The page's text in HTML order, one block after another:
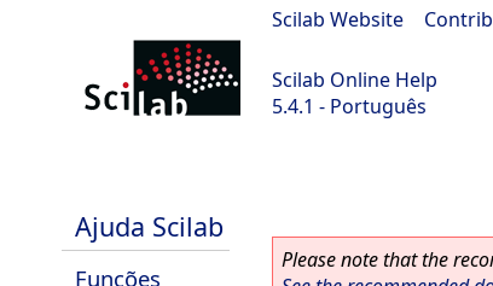
Scilab Website
Scilab Online Help
5.4.1 - Português
Ajuda Scilab
Funções
Please note that the